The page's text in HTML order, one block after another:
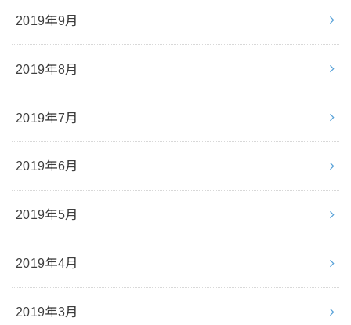
2019年9月
2019年8月
2019年7月
2019年6月
2019年5月
2019年4月
2019年3月